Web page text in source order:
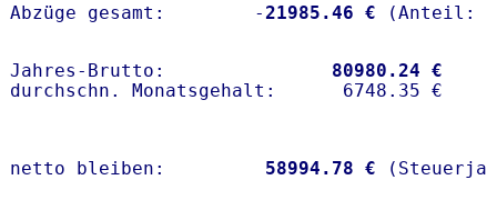
Abzüge gesamt:        -21985.46 €
Jahres-Brutto: 80980.24 €
netto bleiben: 58994.78 €